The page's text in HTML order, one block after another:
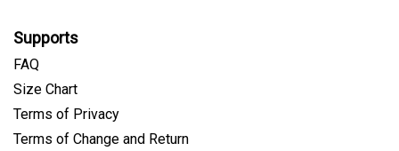
Supports
FAQ
Size Chart
Terms of Privacy
Terms of Change and Return